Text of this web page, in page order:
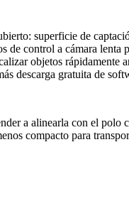
superficie de
de control a cámara lenta
objetos rápidamente
descarga gratuita de
a alinearla con el polo
compacto para